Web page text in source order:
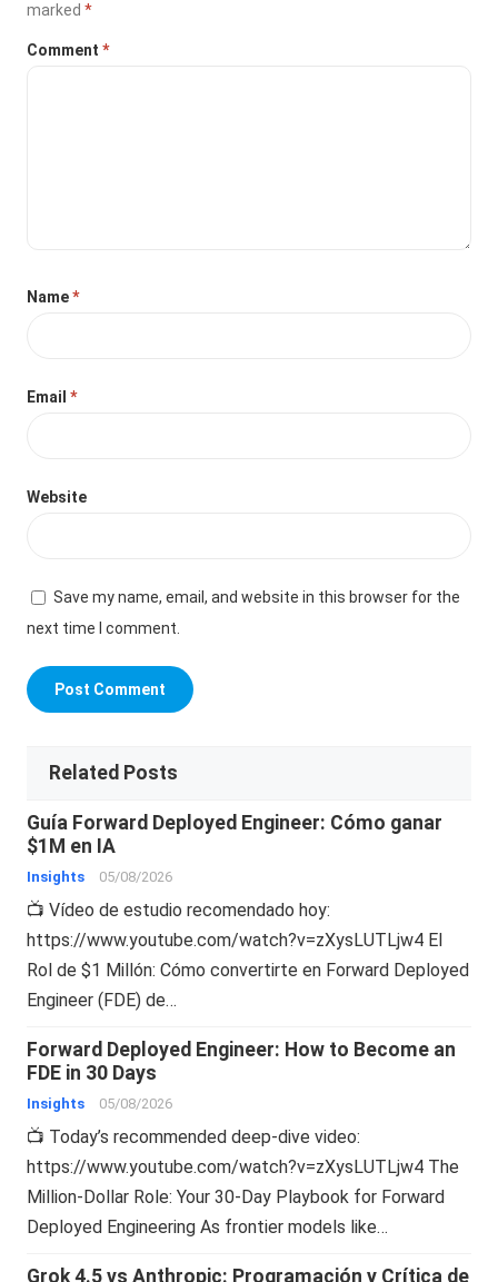
marked*
Comment*
Name*
Email*
Website
Save my name, email, and website in this browser for the
next time I comment.
Related Posts
Guía Forward Deployed Engineer: Cómo ganar
$1M en IA
Insights 05/08/2026
📺 Vídeo de estudio recomendado hoy:
https://www.youtube.com/watch?v=zXysLUTLjw4 El
Rol de $1 Millón: Cómo convertirte en Forward Deployed
Engineer (FDE) de…
Forward Deployed Engineer: How to Become an
FDE in 30 Days
Insights 05/08/2026
📺 Today’s recommended deep-dive video:
https://www.youtube.com/watch?v=zXysLUTLjw4 The
Million-Dollar Role: Your 30-Day Playbook for Forward
Deployed Engineering As frontier models like…
Grok 4.5 vs Anthropic: Programación y Crítica de